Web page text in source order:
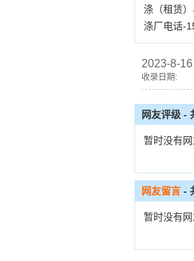
涤（租赁
涤厂电话-
2023-8-16
收录日期:
网友评级 -
暂时没有网
网友留言 -
暂时没有网